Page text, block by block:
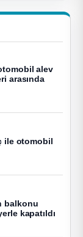
alev
arasında
ile otomobil
balkonu
kapatıldı